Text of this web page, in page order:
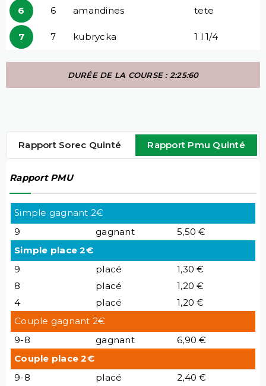
6 6 amandines tete
7 7 kubrycka 1 l 1/4
DURÉE DE LA COURSE : 2:25:60
Rapport Sorec Quinté Rapport Pmu Quinté
Rapport PMU
Simple gagnant 2€
9
gagnant
5,50 €
Simple place 2€
9
placé
1,30 €
8
placé
1,20 €
4
placé
1,20 €
Couple gagnant 2€
9-8
gagnant
6,90 €
Couple place 2€
9-8
placé 2,40 €